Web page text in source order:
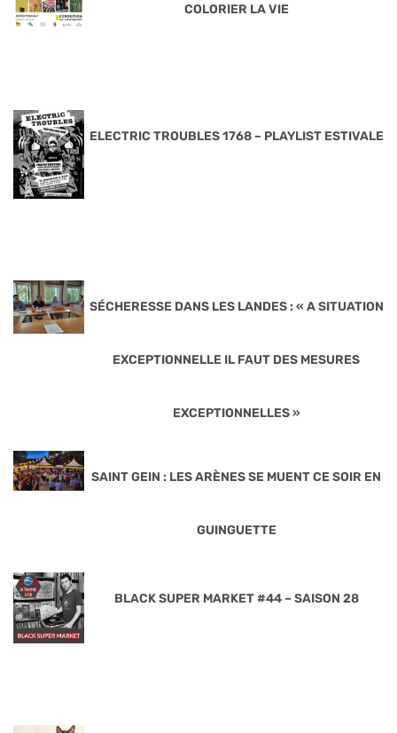
COLORIER LA VIE
ELECTRIC TROUBLES 1768 – PLAYLIST ESTIVALE
SÉCHERESSE DANS LES LANDES : « A SITUATION
EXCEPTIONNELLE IL FAUT DES MESURES
EXCEPTIONNELLES »
SAINT GEIN : LES ARÈNES SE MUENT CE SOIR EN
GUINGUETTE
BLACK SUPER MARKET #44 – SAISON 28